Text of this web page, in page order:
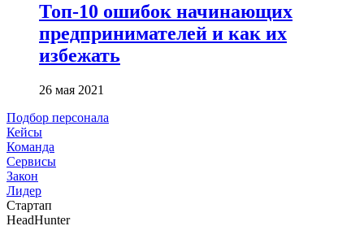
Топ-10 ошибок начинающих
предпринимателей и как их
избежать
26 мая 2021
Подбор персонала
Кейсы
Команда
Сервисы
Закон
Лидер
Стартап
HeadHunter